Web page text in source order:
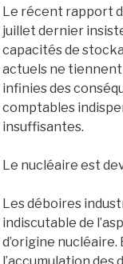
Le récent rapport
juillet dernier
capacités de
actuels ne tiennent
infinies des
comptables
insuffisantes.
Le nucléaire est
Les déboires
indiscutable de
d’origine